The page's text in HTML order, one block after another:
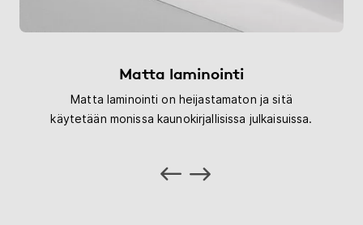
Matta laminointi
Matta laminointi on heijastamaton ja sitä
käytetään monissa kaunokirjallisissa julkaisuissa.